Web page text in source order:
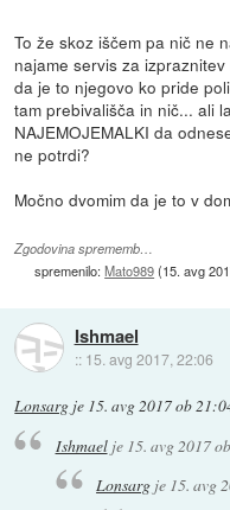
To že skoz iščem pa nič ne
najame servis za
da je to njegovo ko pride
tam prebivališča in nič... ali
NAJEMOJEMALKI da
ne potrdi?
Močno dvomim da je to v
Zgodovina sprememb…
spremenilo:Mato989(15. avg
Ishmael
:: 15. avg 2017, 22:06
Lonsarg je 15. avg 2017 ob
Ishmaelje 15. avg 2017
Lonsarg je 15. avg